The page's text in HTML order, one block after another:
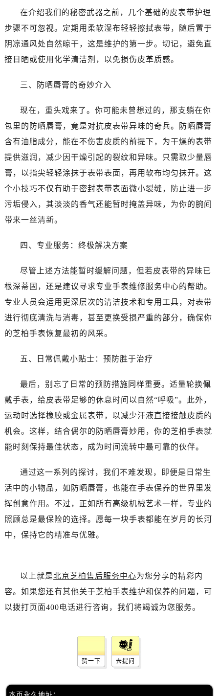
在介绍我们的秘密武器之前，几个基础的皮表带护理
步骤不可忽视。定期用柔软湿布轻轻擦拭表带，随后置于
阴凉通风处自然晾干，这是维护的第一步。切记，避免直
接日晒或使用化学清洁剂，以免损伤皮革质感。
三、防晒唇膏的奇妙介入
现在，重头戏来了。你可能未曾想过的，那支躺在你
包里的防晒唇膏，竟是对抗皮表带异味的奇兵。防晒唇膏
含有油脂成分，能在不伤害皮质的前提下，为干燥的表带
提供滋润，减少因干燥引起的裂纹和异味。只需取少量唇
膏，以指尖轻轻涂抹于表带表面，再用软布均匀抹开。这
个小技巧不仅有助于密封表带表面微小裂缝，防止进一步
污垢侵入，其淡淡的香气还能暂时掩盖异味，为你的腕间
带来一丝清新。
四、专业服务：终极解决方案
尽管上述方法能暂时缓解问题，但若皮表带的异味已
根深蒂固，还是建议寻求专业手表维修服务中心的帮助。
专业人员会运用更深层次的清洁技术和专用工具，对表带
进行彻底清洗与消毒，甚至更换受损严重的部分，确保你
的芝柏手表恢复最初的风采。
五、日常佩戴小贴士：预防胜于治疗
最后，别忘了日常的预防措施同样重要。适量轮换佩
戴手表，给皮表带足够的休息时间以自然“呼吸”。此外，
运动时选择橡胶或金属表带，以减少汗液直接接触皮质的
机会。这样，结合偶尔的防晒唇膏妙用，你的芝柏手表就
能时刻保持最佳状态，成为时间流转中最可靠的伙伴。
通过这一系列的探讨，我们不难发现，即便是日常生
活中的小物品，如防晒唇膏，也能在手表保养的世界里发
挥创意作用。不过，正如所有高级机械艺术一样，专业的
照顾总是最保险的选择。愿每一块手表都能在岁月的长河
中，保持它的精准与优雅。
以上就是北京芝柏售后服务中心为您分享的精彩内
容。如果您还有其他关于芝柏手表维护和保养的问题，可
以拨打页面400电话进行咨询，我们将竭诚为您服务。
赞一下 去提问